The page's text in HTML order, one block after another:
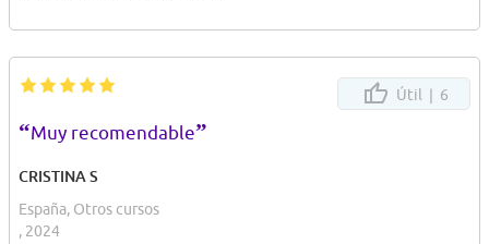
Útil | 6
“Muy recomendable”
CRISTINA S
España, Otros cursos
, 2024